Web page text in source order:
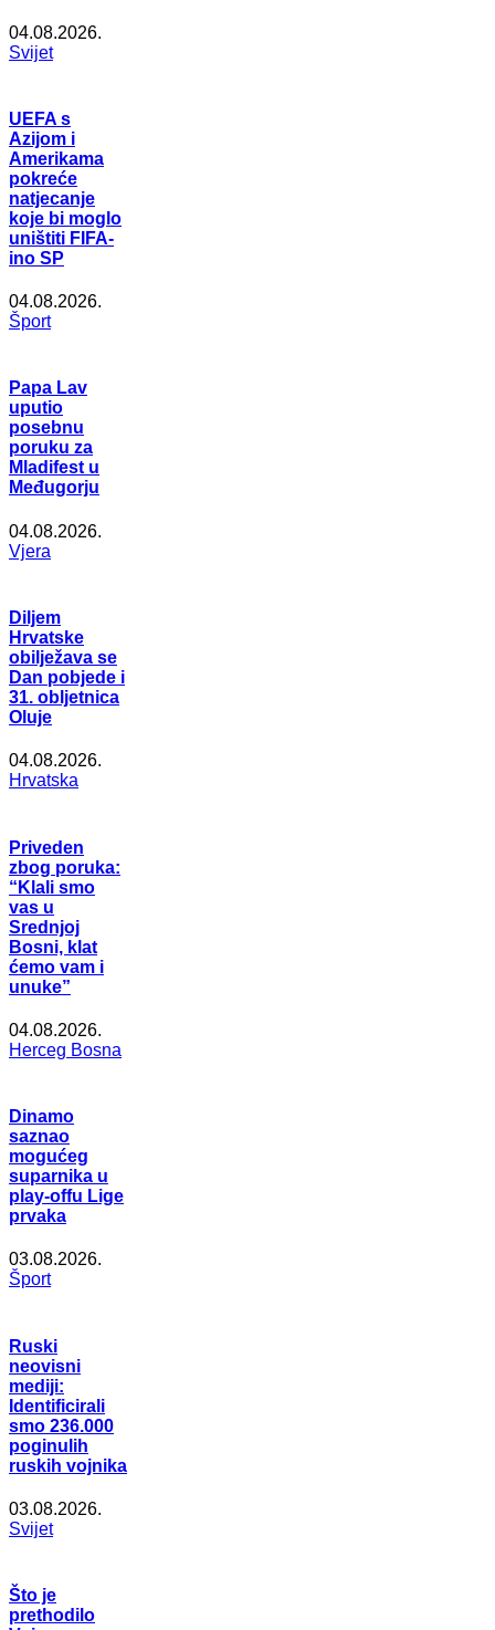
04.08.2026.
Svijet
UEFA s
Azijom i
Amerikama
pokreće
natjecanje
koje bi moglo
uništiti FIFA-
ino SP
04.08.2026.
Šport
Papa Lav
uputio
posebnu
poruku za
Mladifest u
Međugorju
04.08.2026.
Vjera
Diljem
Hrvatske
obilježava se
Dan pobjede i
31. obljetnica
Oluje
04.08.2026.
Hrvatska
Priveden
zbog poruka:
“Klali smo
vas u
Srednjoj
Bosni, klat
ćemo vam i
unuke”
04.08.2026.
Herceg Bosna
Dinamo
saznao
mogućeg
suparnika u
play-offu Lige
prvaka
03.08.2026.
Šport
Ruski
neovisni
mediji:
Identificirali
smo 236.000
poginulih
ruskih vojnika
03.08.2026.
Svijet
Što je
prethodilo